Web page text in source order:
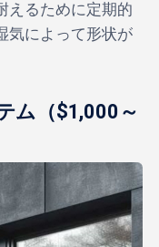
えるために定期的
気によって形状が
ム（$1,000～